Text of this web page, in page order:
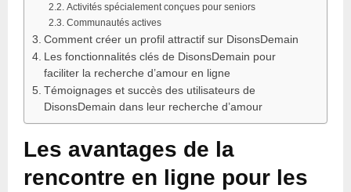
Activités spécialement conçues pour seniors
Communautés actives
Comment créer un profil attractif sur DisonsDemain
Les fonctionnalités clés de DisonsDemain pour
faciliter la recherche d’amour en ligne
Témoignages et succès des utilisateurs de
DisonsDemain dans leur recherche d’amour
Les avantages de la
rencontre en ligne pour les